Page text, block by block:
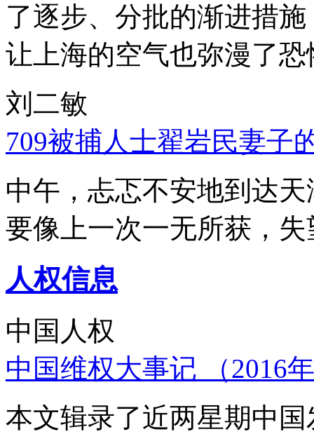
了逐步、分批的渐进措
让上海的空气也弥漫了
刘二敏
709被捕人士翟岩民妻子
中午，忐忑不安地到达
要像上一次一无所获，
人权信息
中国人权
中国维权大事记 （2016
本文辑录了近两星期中